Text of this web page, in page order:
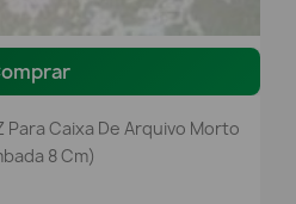
Para Caixa De Arquivo Morto
8 Cm)